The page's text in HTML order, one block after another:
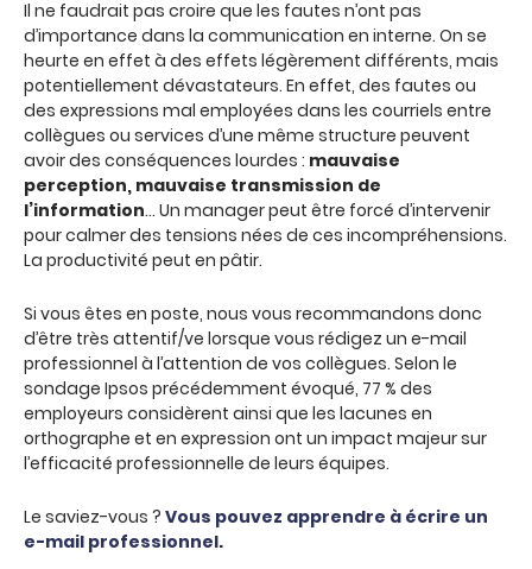
Il ne faudrait pas croire que les fautes n’ont pas
d’importance dans la communication en interne. On se
heurte en effet à des effets légèrement différents, mais
potentiellement dévastateurs. En effet, des fautes ou
des expressions mal employées dans les courriels entre
collègues ou services d’une même structure peuvent
avoir des conséquences lourdes : mauvaise
perception, mauvaise transmission de
l’information… Un manager peut être forcé d’intervenir
pour calmer des tensions nées de ces incompréhensions.
La productivité peut en pâtir.
Si vous êtes en poste, nous vous recommandons donc
d’être très attentif/ve lorsque vous rédigez un e-mail
professionnel à l’attention de vos collègues. Selon le
sondage Ipsos précédemment évoqué, 77 % des
employeurs considèrent ainsi que les lacunes en
orthographe et en expression ont un impact majeur sur
l’efficacité professionnelle de leurs équipes.
Le saviez-vous ? Vous pouvez apprendre à écrire un
e-mail professionnel.